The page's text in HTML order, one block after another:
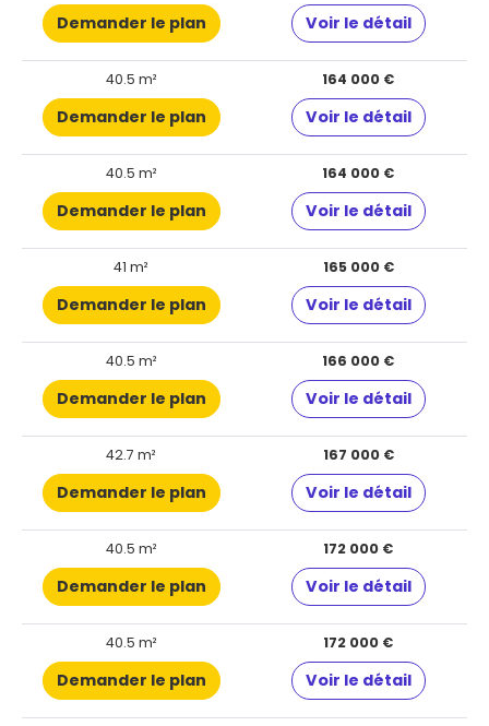
Demander le plan Voir le détail
40.5 m² 164 000 €
Demander le plan Voir le détail
40.5 m² 164 000 €
Demander le plan Voir le détail
41 m² 165 000 €
Demander le plan Voir le détail
40.5 m² 166 000 €
Demander le plan Voir le détail
42.7 m² 167 000 €
Demander le plan Voir le détail
40.5 m² 172 000 €
Demander le plan Voir le détail
40.5 m² 172 000 €
Demander le plan Voir le détail